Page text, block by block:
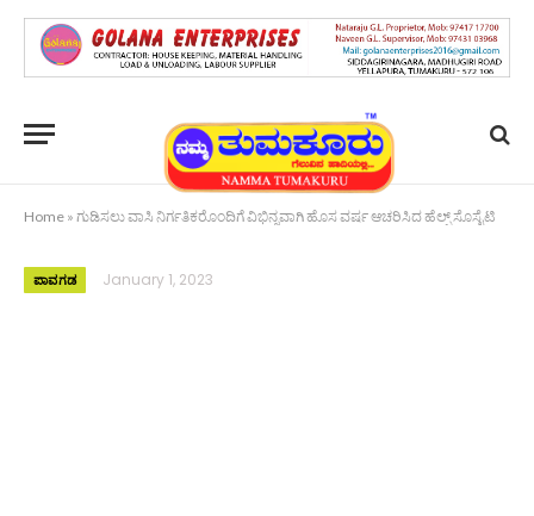
Home » ಗುಡಿಸಲು ವಾಸಿ ನಿರ್ಗತಿಕರೊಂದಿಗೆ ವಿಭಿನ್ನವಾಗಿ ಹೊಸ ವರ್ಷ ಆಚರಿಸಿದ ಹೆಲ್ಪ್ ಸೊಸೈಟಿ
ಪಾವಗಡ January 1, 2023